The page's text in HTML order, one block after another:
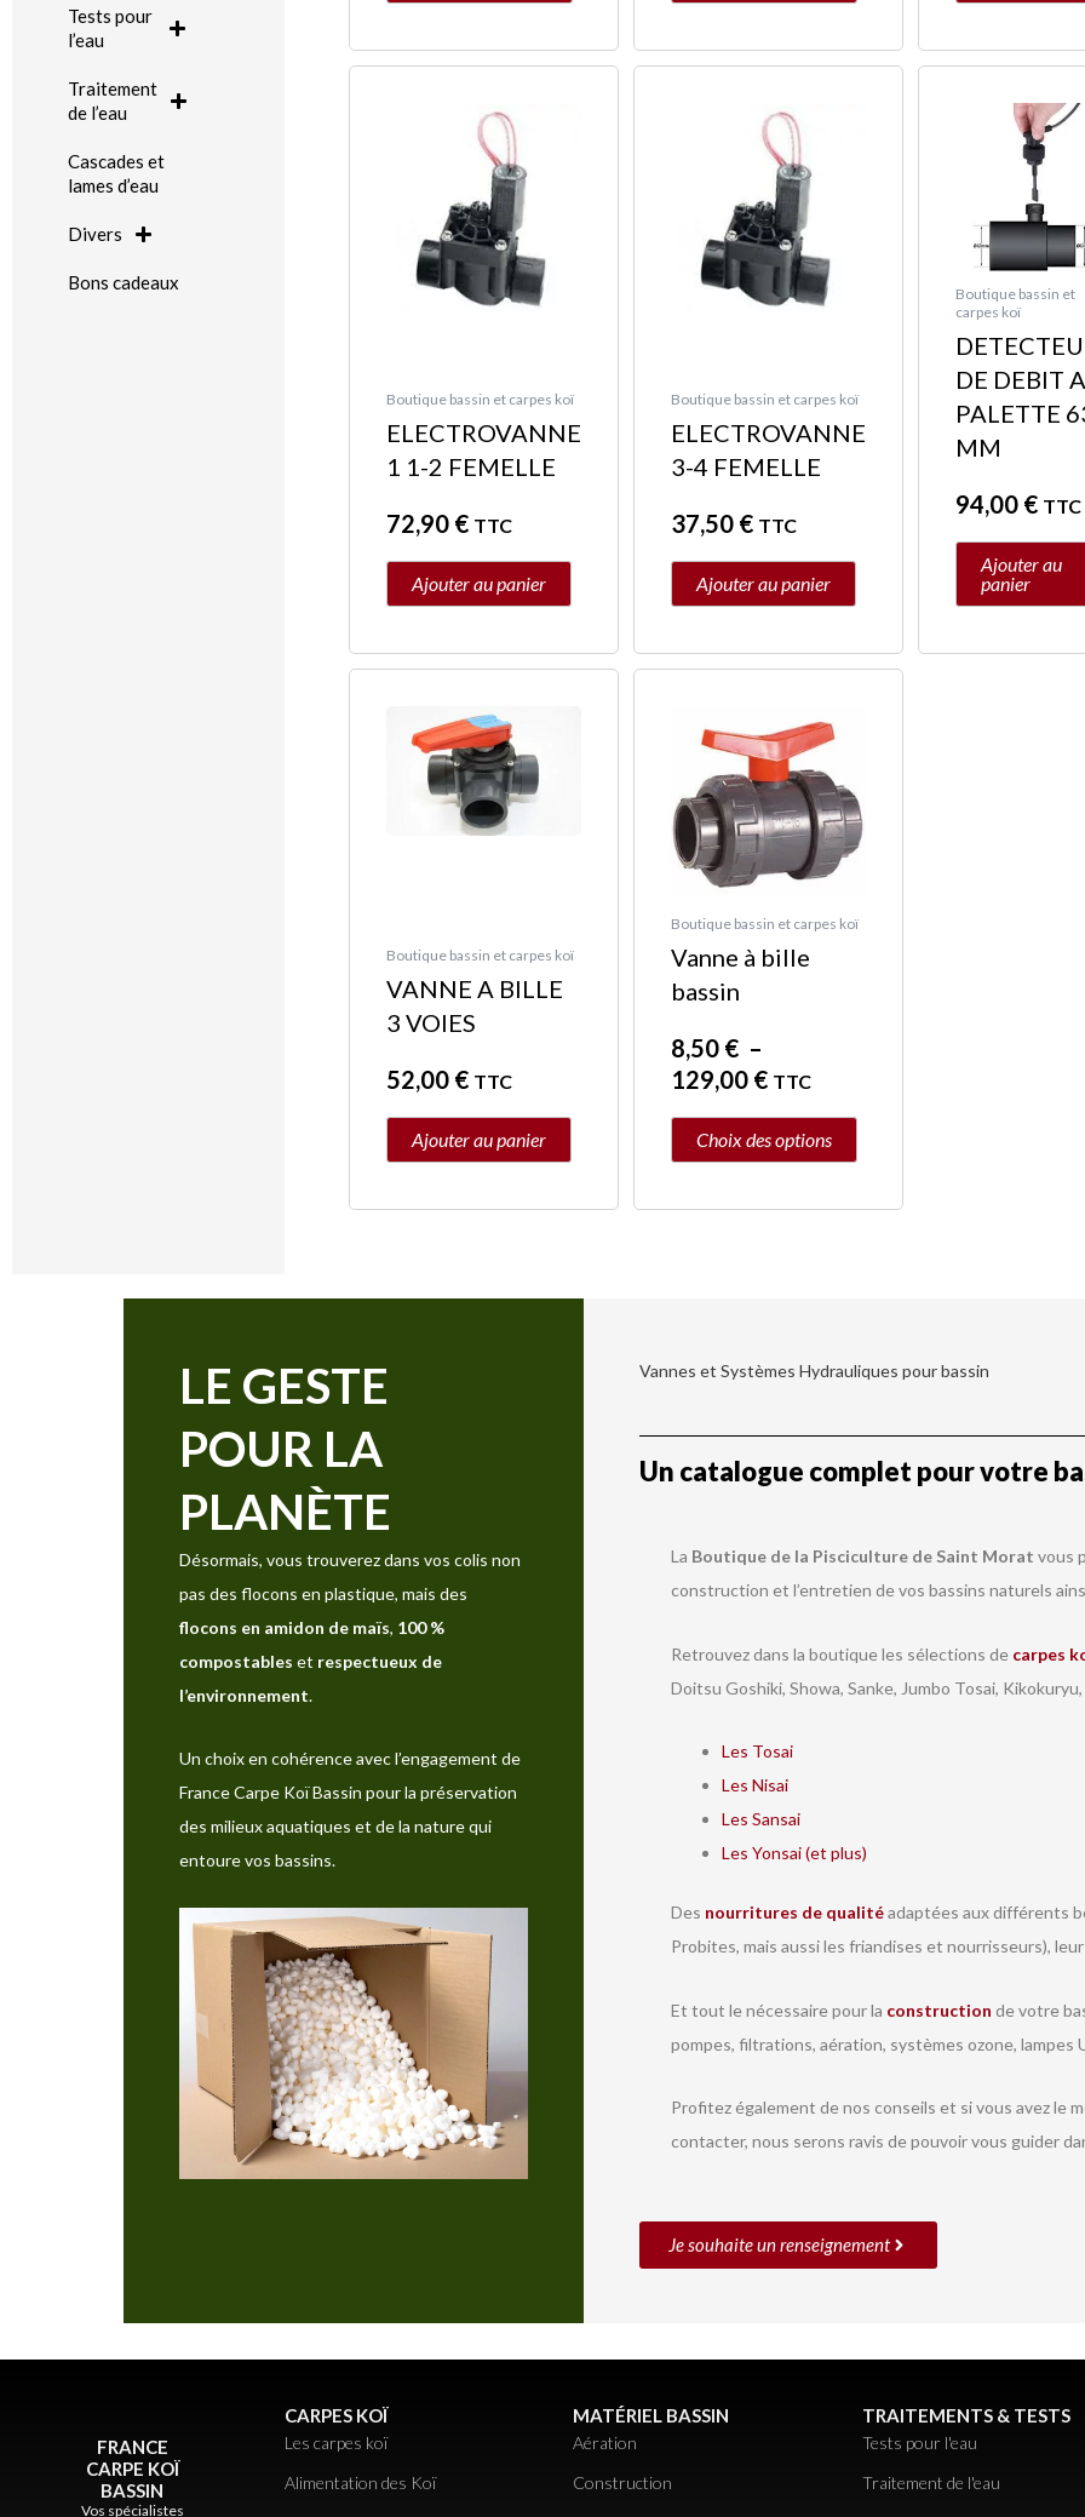
Tests pour
l’eau
Traitement
de l’eau
Cascades et
lames d’eau
Divers
Bons cadeaux
Boutique bassin et carpes koï
ELECTROVANNE
1 1-2 FEMELLE
72,90 € TTC
Ajouter au panier
Boutique bassin et carpes koï
ELECTROVANNE
3-4 FEMELLE
37,50 € TTC
Ajouter au panier
Boutique bassin et
carpes koï
DE DEBIT A
PALETTE
MM
94,00 € TTC
Ajouter au
panier
Boutique bassin et carpes koï
VANNE A BILLE
3 VOIES
52,00 € TTC
Ajouter au panier
Boutique bassin et carpes koï
Vanne à bille
bassin
8,50 € –
129,00 €
prix :
8,50 €
à
129,00 €
TTC
Choix des options
plusieurs
variations.
Les
options
peuvent
être
choisies
la
page
du
produit
LE GESTE
POUR LA
PLANÈTE
Désormais, vous trouverez dans vos colis non
pas des flocons en plastique, mais des
flocons en amidon de maïs, 100 %
compostables et respectueux de
l’environnement.
Un choix en cohérence avec l’engagement de
France Carpe Koï Bassin pour la préservation
des milieux aquatiques et de la nature qui
entoure vos bassins.
Vannes et Systèmes Hydrauliques pour bassin
Un catalogue complet pour votre
La Boutique de la Pisciculture de Saint Morat vous
construction et l’entretien de vos bassins naturels
Retrouvez dans la boutique les sélections de carpes
Doitsu Goshiki, Showa, Sanke, Jumbo Tosai,
Les Tosai
Les Nisai
Les Sansai
Les Yonsai (et plus)
Des nourritures de qualitéadaptées aux différents
Probites, mais aussi les friandises et nourrisseurs), leur
Et tout le nécessaire pour la construction de votre
pompes, filtrations, aération, systèmes ozone, lampes
Profitez également de nos conseils et si vous avez le
contacter, nous serons ravis de pouvoir vous guider
Je souhaite un renseignement
FRANCE
CARPE KOÏ
BASSIN
Vos spécialistes
CARPES KOÏ
Les carpes koï
Alimentation des Koï
MATÉRIEL BASSIN
Aération
Construction
TRAITEMENTS & TESTS
Tests pour l'eau
Traitement de l'eau